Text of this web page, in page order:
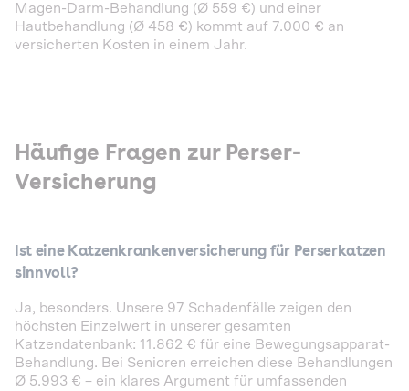
Magen-Darm-Behandlung (Ø 559 €) und einer
Hautbehandlung (Ø 458 €) kommt auf 7.000 € an
versicherten Kosten in einem Jahr.
Häufige Fragen zur Perser-
Versicherung
Ist eine Katzenkrankenversicherung für Perserkatzen
sinnvoll?
Ja, besonders. Unsere 97 Schadenfälle zeigen den
höchsten Einzelwert in unserer gesamten
Katzendatenbank: 11.862 € für eine Bewegungsapparat-
Behandlung. Bei Senioren erreichen diese Behandlungen
Ø 5.993 € – ein klares Argument für umfassenden